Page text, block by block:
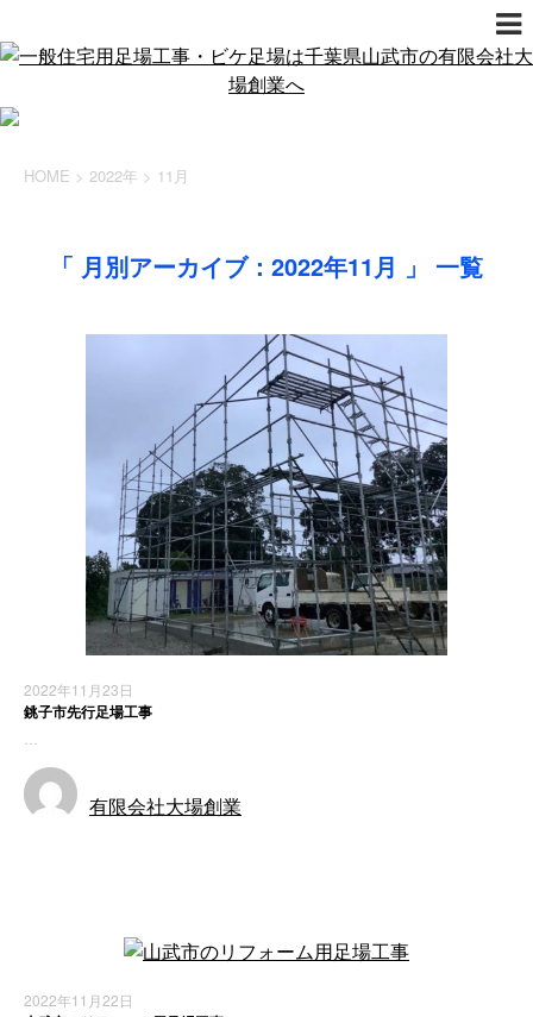
HOME > 2022年 > 11月
「 月別アーカイブ：2022年11月 」 一覧
2022年11月23日
銚子市先行足場工事
有限会社大場創業
2022年11月22日